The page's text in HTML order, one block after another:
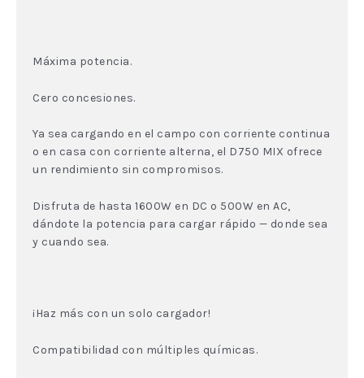
Máxima potencia.
Cero concesiones.
Ya sea cargando en el campo con corriente continua
o en casa con corriente alterna, el D750 MIX ofrece
un rendimiento sin compromisos.
Disfruta de hasta 1600W en DC o 500W en AC,
dándote la potencia para cargar rápido — donde sea
y cuando sea.
¡Haz más con un solo cargador!
Compatibilidad con múltiples químicas.